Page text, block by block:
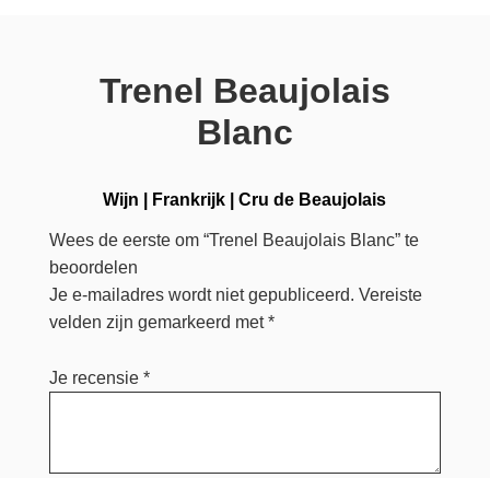
Trenel Beaujolais
Blanc
Wijn Frankrijk |Cru de Beaujolais
Wees de eerste om “Trenel Beaujolais Blanc” te
beoordelen
Je e-mailadres wordt niet gepubliceerd. Vereiste
velden zijn gemarkeerd met*
Je recensie *